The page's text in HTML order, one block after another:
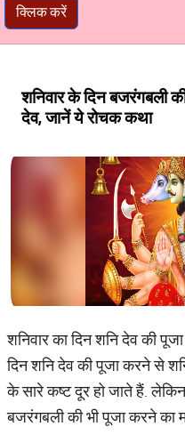
क्लिक करें
शनिवार के दिन बजरंगबली
देव, जानें ये रोचक कथा
शनिवार का दिन शनि देव की
दिन शनि देव की पूजा करने से
के सारे कष्ट दूर हो जाते हैं.
बजरंगबली की भी पूजा करने का